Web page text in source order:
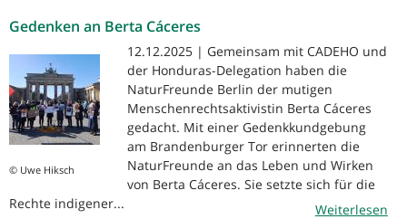
Gedenken an Berta Cáceres
© Uwe Hiksch
12.12.2025 | Gemeinsam mit CADEHO und
der Honduras-Delegation haben die
NaturFreunde Berlin der mutigen
Menschenrechtsaktivistin Berta Cáceres
gedacht. Mit einer Gedenkkundgebung
am Brandenburger Tor erinnerten die
NaturFreunde an das Leben und Wirken
von Berta Cáceres. Sie setzte sich für die
Rechte indigener...
Weiterlesen